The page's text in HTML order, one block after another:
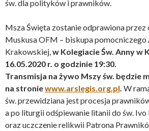
św. dla polityków i prawników.
Msza Święta zostanie odprawiona przez
Muskusa OFM – biskupa
Krakowskiej,w Kolegiacie Św. Anny w
16.05.2020 r. o godzinie 19:30.
Transmisja na żywo Mszy św. będzie
na stroniewww.arslegis.org.pl. W
św. przewidziana jest procesja
a po liturgii odśpiewanie litanii do św.
oraz uczczenie relikwii Patrona